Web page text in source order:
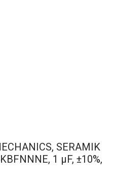
SERAMIK
1 µF, ±10%,